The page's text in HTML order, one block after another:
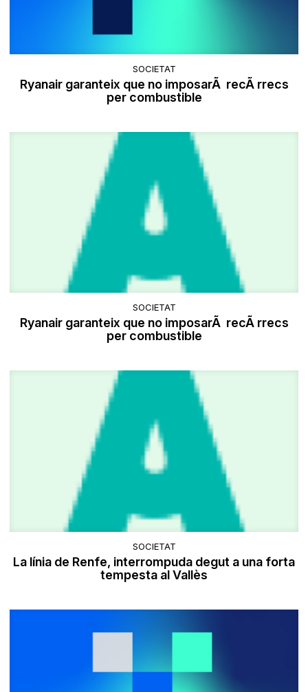
SOCIETAT
Ryanair garanteix que no imposarÃ recÃ rrecs
per combustible
SOCIETAT
Ryanair garanteix que no imposarÃ recÃ rrecs
per combustible
SOCIETAT
La línia de Renfe, interrompuda degut a una forta
tempesta al Vallès